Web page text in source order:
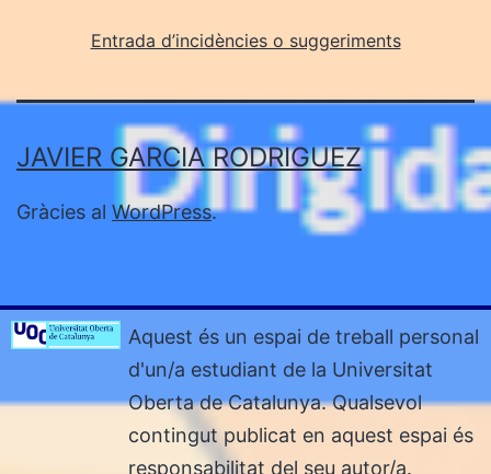
Entrada d’incidències o suggeriments
JAVIER GARCIA RODRIGUEZ
Gràcies al WordPress.
Aquest és un espai de treball personal
d'un/a estudiant de la Universitat
Oberta de Catalunya. Qualsevol
contingut publicat en aquest espai és
responsabilitat del seu autor/a.